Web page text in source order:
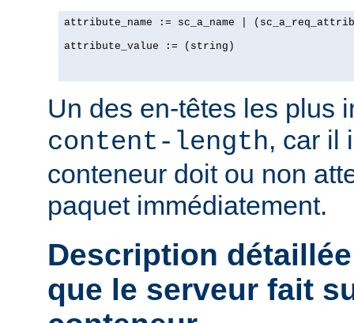
attribute_name := sc_a_name |
attribute_value := (string)
Un des en-têtes les plus
content-length, car il
conteneur doit ou non
paquet immédiatement.
Description
que le serveur fait